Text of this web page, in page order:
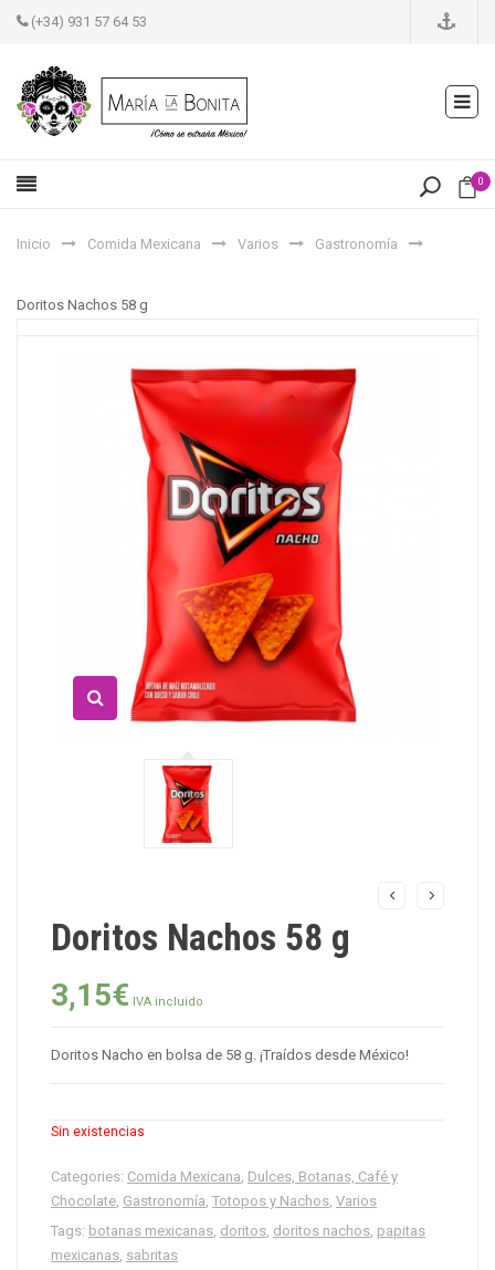
(+34) 931 57 64 53
0
Inicio Comida Mexicana Varios Gastronomía
Doritos Nachos 58 g
Doritos Nachos 58 g
3,15€ IVA incluido
Doritos Nacho en bolsa de 58 g. ¡Traídos desde México!
Sin existencias
Categories: Comida Mexicana, Dulces, Botanas, Café y
Chocolate, Gastronomía, Totopos y Nachos, Varios
Tags: botanas mexicanas, doritos, doritos nachos, papitas
mexicanas, sabritas